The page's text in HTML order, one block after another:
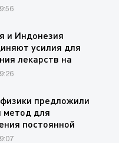
и Индонезия
усилия для
лекарств на
редких…
предложили
метод для
постоянной
через…